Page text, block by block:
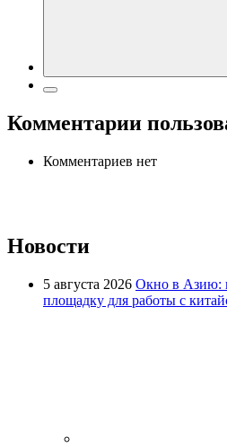
Комментарии
Комментариев нет
Новости
5 августа 2026 Окно в Азию:
площадку для работы с